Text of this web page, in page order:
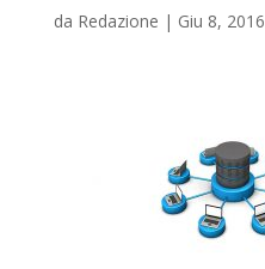
da Redazione | Giu 8, 2016